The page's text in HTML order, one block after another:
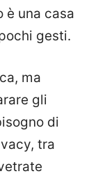
è una casa
gesti.
ma
gli
di
tra